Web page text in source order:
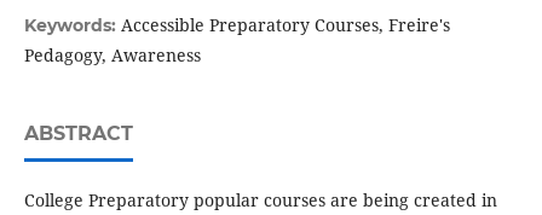
Keywords: Accessible Preparatory Courses, Freire's
Pedagogy, Awareness
ABSTRACT
College Preparatory popular courses are being created in